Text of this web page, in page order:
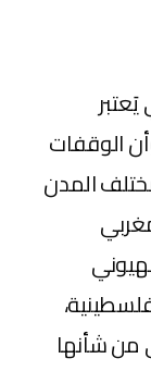
الوقفات
المدن
من شأنها